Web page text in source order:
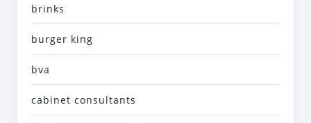
brinks
burger king
bva
cabinet consultants